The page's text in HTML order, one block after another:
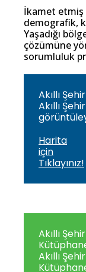
İkamet etmiş
demografik,
Yaşadığı
çözümüne
sorumluluk
Akıllı
Akıllı
Harita
için
Tıklayınız!
Akıllı
Akıllı